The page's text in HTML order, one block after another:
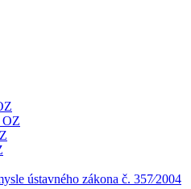
OZ
ústavného zákona č. 357⁄2004